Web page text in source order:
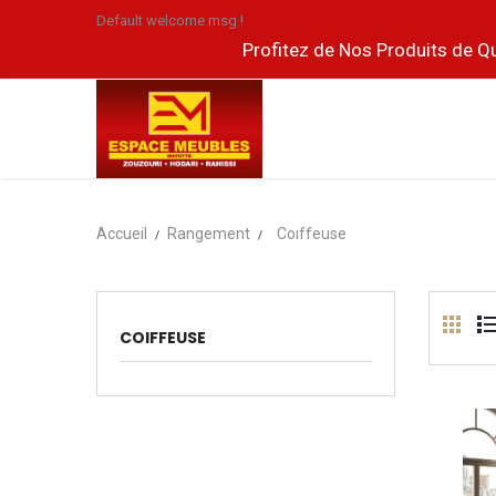
Default welcome msg !
Profitez de Nos Produits de
Accueil Rangement Coıffeuse
COIFFEUSE